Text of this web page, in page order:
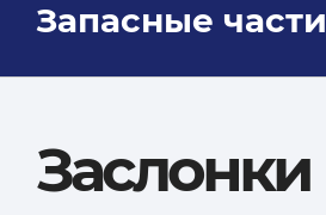
Запасные части
Заслонки